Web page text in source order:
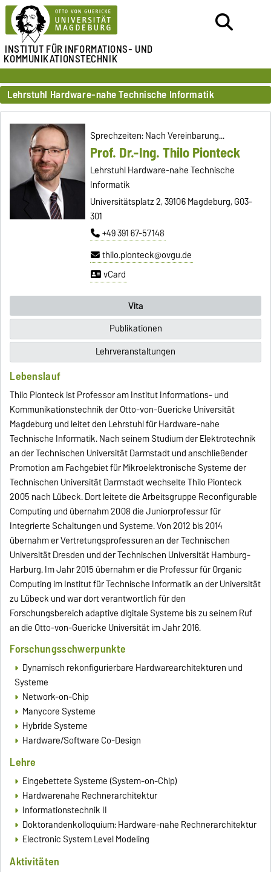
INSTITUT FÜRINFORMATIONS- UND
KOMMUNIKATIONSTECHNIK
Lehrstuhl Hardware-nahe Technische Informatik
Prof. Dr.-Ing. Thilo Pionteck
Lehrstuhl Hardware-nahe Technische
Informatik
Universitätsplatz 2, 39106 Magdeburg, G03-
301
+49 391 67-57148
thilo.pionteck@ovgu.de
vCard
Sprechzeiten: Nach Vereinbarung...
Vita
Publikationen
Lehrveranstaltungen
Lebenslauf
Thilo Pionteck ist Professor am Institut Informations- und
Kommunikationstechnik der Otto-von-Guericke Universität
Magdeburg und leitet den Lehrstuhl für Hardware-nahe
Technische Informatik. Nach seinem Studium der Elektrotechnik
an der Technischen Universität Darmstadt und anschließender
Promotion am Fachgebiet für Mikroelektronische Systeme der
Technischen Universität Darmstadt wechselte Thilo Pionteck
2005 nach Lübeck. Dort leitete die Arbeitsgruppe Reconfigurable
Computing und übernahm 2008 die Juniorprofessur für
Integrierte Schaltungen und Systeme. Von 2012 bis 2014
übernahm er Vertretungsprofessuren an der Technischen
Universität Dresden und der Technischen Universität Hamburg-
Harburg. Im Jahr 2015 übernahm er die Professur für Organic
Computing im Institut für Technische Informatik an der Universität
zu Lübeck und war dort verantwortlich für den
Forschungsbereich adaptive digitale Systeme bis zu seinem Ruf
an die Otto-von-Guericke Universität im Jahr 2016.
Forschungsschwerpunkte
Dynamisch rekonfigurierbare Hardwarearchitekturen und
Systeme
Network-on-Chip
Manycore Systeme
Hybride Systeme
Hardware/Software Co-Design
Lehre
Eingebettete Systeme (System-on-Chip)
Hardwarenahe Rechnerarchitektur
Informationstechnik II
Doktorandenkolloquium: Hardware-nahe Rechnerarchitektur
Electronic System Level Modeling
Aktivitäten